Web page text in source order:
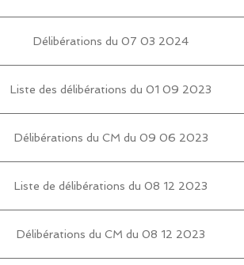
Délibérations du 07 03 2024
Liste des délibérations du 01 09 2023
Délibérations du CM du 09 06 2023
Liste de délibérations du 08 12 2023
Délibérations du CM du 08 12 2023